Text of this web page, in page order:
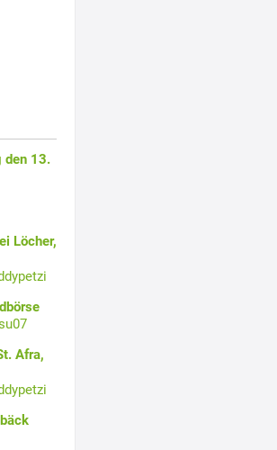
den 13.
Löcher,
Afra,